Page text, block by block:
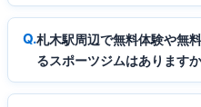
札木駅周辺で無料体験や無
るスポーツジムはあります